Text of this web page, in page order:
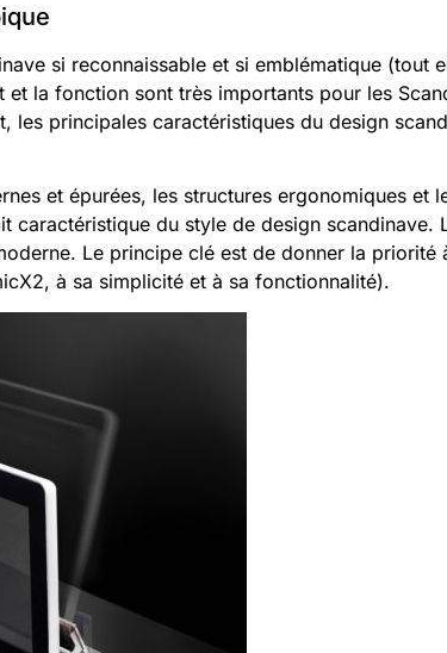
si reconnaissable et si emblématique (tout
et la fonction sont très importants pour les
les principales caractéristiques du design
et épurées, les structures ergonomiques et
caractéristique du style de design scandinave.
Le principe clé est de donner la priorité
à sa simplicité et à sa fonctionnalité).